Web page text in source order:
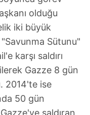
olduğu
iki büyük
Sütunu"
karşı saldırı
Gazze 8 gün
2014'te ise
50 gün
saldıran